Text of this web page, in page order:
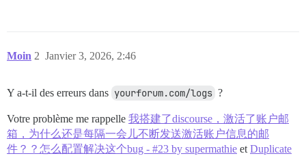
Moin Janvier 3, 2026, 2:46
2
Y a-t-il des erreurs dans yourforum.com/logs ?
Votre problème me rappelle 我搭建了discourse，激活了账户邮
箱，为什么还是每隔一会儿不断发送激活账户信息的邮
件？？怎么配置解决这个bug - #23 by supermathie et Duplicate